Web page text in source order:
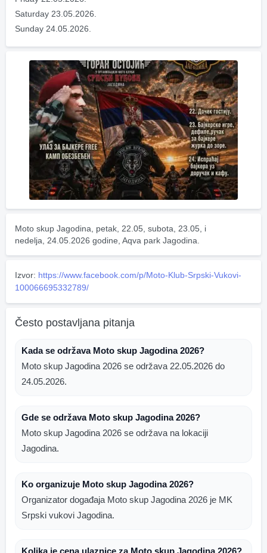
Saturday 23.05.2026.
Sunday 24.05.2026.
Moto skup Jagodina, petak, 22.05, subota, 23.05, i
nedelja, 24.05.2026 godine, Aqva park Jagodina.
Izvor: https://www.facebook.com/p/Moto-Klub-Srpski-Vukovi-
100066695332789/
Često postavljana pitanja
Kada se održava Moto skup Jagodina 2026?
Moto skup Jagodina 2026 se održava 22.05.2026 do
24.05.2026.
Gde se održava Moto skup Jagodina 2026?
Moto skup Jagodina 2026 se održava na lokaciji
Jagodina.
Ko organizuje Moto skup Jagodina 2026?
Organizator događaja Moto skup Jagodina 2026 je MK
Srpski vukovi Jagodina.